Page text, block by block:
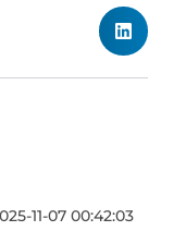
11-07 00:42:03